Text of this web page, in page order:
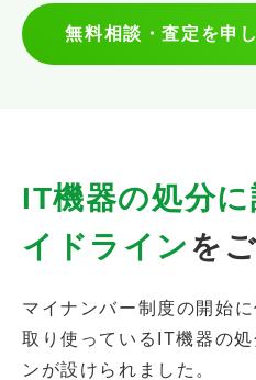
無料相談・査定を申
IT機器の処分
イドラインを
マイナンバー制度の開始
取り使っているIT機器の
ンが設けられました。